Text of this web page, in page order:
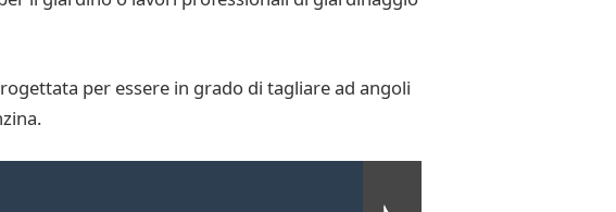
per essere in grado di tagliare ad angoli